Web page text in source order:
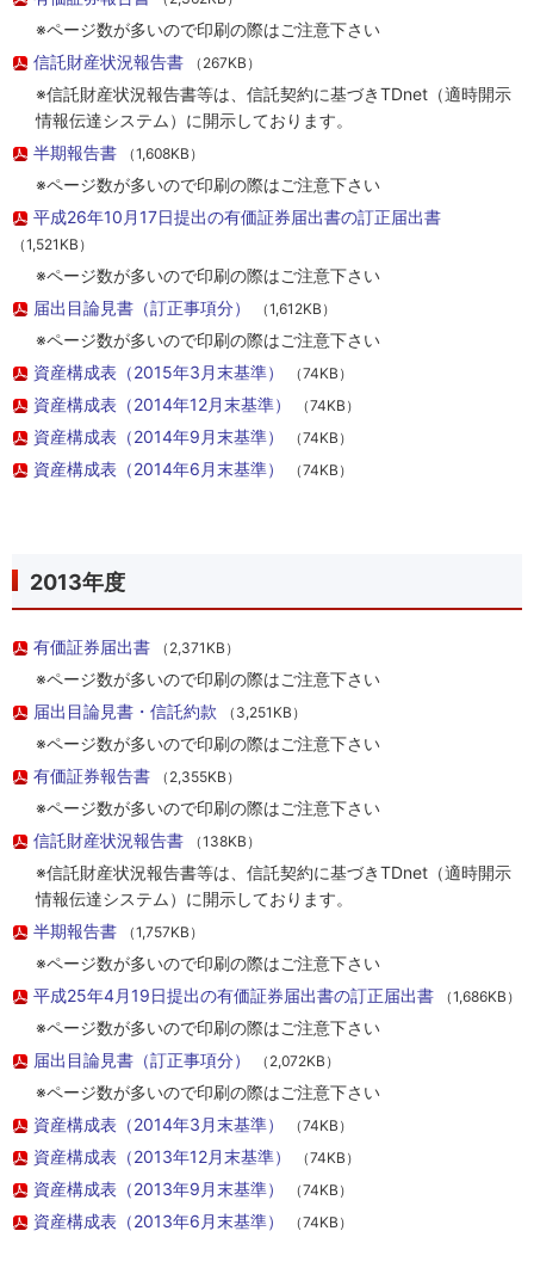
※ページ数が多いので印刷の際はご注意下さい
信託財産状況報告書
（267KB）
※信託財産状況報告書等は、信託契約に基づきTDnet（適時開示
情報伝達システム）に開示しております。
半期報告書
（1,608KB）
※ページ数が多いので印刷の際はご注意下さい
平成26年10月17日提出の有価証券届出書の訂正届出書
（1,521KB）
※ページ数が多いので印刷の際はご注意下さい
届出目論見書（訂正事項分）
（1,612KB）
※ページ数が多いので印刷の際はご注意下さい
資産構成表（2015年3月末基準）
（74KB）
資産構成表（2014年12月末基準） （74KB）
資産構成表（2014年9月末基準） （74KB）
資産構成表（2014年6月末基準） （74KB）
2013年度
有価証券届出書 （2,371KB）
※ページ数が多いので印刷の際はご注意下さい
届出目論見書・信託約款
（3,251KB）
※ページ数が多いので印刷の際はご注意下さい
有価証券報告書
（2,355KB）
※ページ数が多いので印刷の際はご注意下さい
信託財産状況報告書
（138KB）
※信託財産状況報告書等は、信託契約に基づきTDnet（適時開示
情報伝達システム）に開示しております。
半期報告書
（1,757KB）
※ページ数が多いので印刷の際はご注意下さい
平成25年4月19日提出の有価証券届出書の訂正届出書
（1,686KB）
※ページ数が多いので印刷の際はご注意下さい
届出目論見書（訂正事項分）
（2,072KB）
※ページ数が多いので印刷の際はご注意下さい
資産構成表（2014年3月末基準）
（74KB）
資産構成表（2013年12月末基準） （74KB）
資産構成表（2013年9月末基準） （74KB）
資産構成表（2013年6月末基準） （74KB）